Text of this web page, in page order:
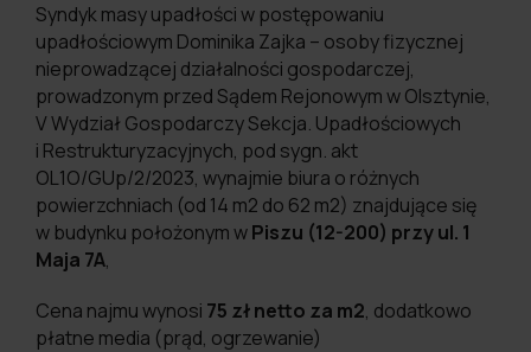
Syndyk masy upadłości w postępowaniu
upadłościowym Dominika Zajka – osoby fizycznej
nieprowadzącej działalności gospodarczej,
prowadzonym przed Sądem Rejonowym w Olsztynie,
V Wydział Gospodarczy Sekcja. Upadłościowych
i Restrukturyzacyjnych, pod sygn. akt
OL1O/GUp/2/2023, wynajmie biura o różnych
powierzchniach (od 14 m2 do 62 m2) znajdujące się
w budynku położonym wPiszu (12-200) przy ul. 1
Maja 7A,
Cena najmu wynosi 75 zł netto za m2, dodatkowo
płatne media (prąd, ogrzewanie)